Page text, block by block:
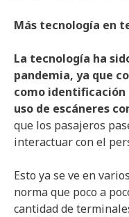
Más tecnología en
La tecnología ha
pandemia, ya que
como
uso de escáneres
que los pasajeros
interactuar con el
Esto ya se ve en
norma que poco a
cantidad de